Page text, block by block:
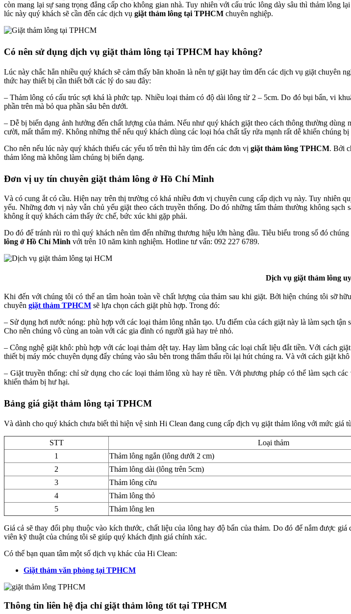
còn mang lại sự sang trọng đẳng cấp cho không gian nhà. Tuy nhiên với cấu trúc lông dày sâu thì thảm
lúc này quý khách sẽ cần đến các dịch vụ giặt thảm lông tại TPHCM chuyên nghiệp.
Có nên sử dụng dịch vụ giặt thảm lông tại TPHCM hay không?
Lúc này chắc hẳn nhiều quý khách sẽ cảm thấy băn khoăn là nên tự giặt hay tìm đến các dịch vụ giặt
thức hay thiết bị cần thiết bởi các lý do sau đây:
– Thảm lông có cấu trúc sợi khá là phức tạp. Nhiều loại thảm có độ dài lông từ 2 – 5cm. Do đó bụi bẩn, vi
phần trên mà bỏ qua phần sâu bên dưới.
– Dễ bị biến dạng ảnh hưởng đến chất lượng của thảm. Nếu như quý khách giặt theo cách thông thường
cười, mất thẩm mỹ. Không những thế nếu quý khách dùng các loại hóa chất tẩy rửa mạnh rất dễ khiến chúng bị
Cho nên nếu lúc này quý khách thiếu các yếu tố trên thì hãy tìm đến các đơn vị giặt thảm lông TPHCM. Bởi
thảm lông mà không làm chúng bị biến dạng.
Đơn vị uy tín chuyên giặt thảm lông ở Hồ Chí Minh
Và có cung ắt có cầu. Hiện nay trên thị trường có khá nhiều đơn vị chuyên cung cấp dịch vụ này. Tuy nhiên
yếu. Những đơn vị này vẫn chủ yếu giặt theo cách truyền thống. Do đó những tấm thảm thường không
không ít quý khách cảm thấy ức chế, bức xúc khi gặp phải.
Do đó để tránh rủi ro thì quý khách nên tìm đến những thương hiệu lớn hàng đầu. Tiêu biểu trong số đó
lông ở Hồ Chí Minh với trên 10 năm kinh nghiệm. Hotline tư vấn: 092 227 6789.
Dịch vụ giặt thảm lông
Khi đến với chúng tôi có thể an tâm hoàn toàn về chất lượng của thảm sau khi giặt. Bởi hiện chúng tôi sỡ
chuyên giặt thảm TPHCM sẽ lựa chọn cách giặt phù hợp. Trong đó:
– Sử dụng hơi nước nóng: phù hợp với các loại thảm lông nhân tạo. Ưu điểm của cách giặt này là làm sạch
Cho nên chúng vô cùng an toàn với các gia đình có người già hay trẻ nhỏ.
– Công nghệ giặt khô: phù hợp với các loại thảm dệt tay. Hay làm bằng các loại chất liệu đắt tiền. Với cách
thiết bị máy móc chuyên dụng đẩy chúng vào sâu bên trong thẩm thấu rồi lại hút chúng ra. Và với cách giặt
– Giặt truyền thống: chỉ sử dụng cho các loại thảm lông xù hay rẻ tiền. Với phương pháp có thể làm sạch
khiến thảm bị hư hại.
Bảng giá giặt thảm lông tại TPHCM
Và dành cho quý khách chưa biết thì hiện vệ sinh Hi Clean đang cung cấp địch vụ giặt thảm lông với mức giá
STT Loại thảm
1
Thảm lông ngắn (lông dưới 2 cm)
2
Thảm lông dài (lông trên 5cm)
3
Thảm lông cừu
4
Thảm lông thỏ
5
Thảm lông len
Giá cả sẽ thay đổi phụ thuộc vào kích thước, chất liệu của lông hay độ bẩn của thảm. Do đó để nắm được
viên kỹ thuật của chúng tôi sẽ giúp quý khách định giá chính xác.
Có thể bạn quan tâm một số dịch vụ khác của Hi Clean:
Giặt thảm văn phòng tại TPHCM
Thông tin liên hệ địa chỉ giặt thảm lông tốt tại TPHCM